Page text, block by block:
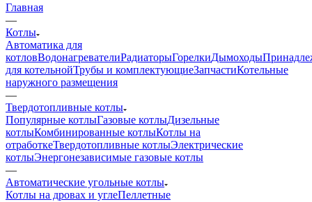
Главная
—
Котлы
Автоматика для
котловВодонагревателиРадиаторыГорелкиДымоходы
для котельнойТрубы и комплектующиеЗапчастиКотельные
наружного размещения
—
Твердотопливные котлы
Популярные котлыГазовые котлыДизельные
котлыКомбинированные котлыКотлы на
отработкеТвердотопливные котлыЭлектрические
котлыЭнергонезависимые газовые котлы
—
Автоматические угольные котлы
Котлы на дровах и углеПеллетные